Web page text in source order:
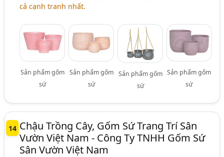
cả cạnh tranh nhất.
Sản phẩm gốm
sứ
Sản phẩm gốm
sứ
Sản phẩm gốm
sứ
Sản phẩm gốm
sứ
14 Chậu Trồng Cây, Gốm Sứ Trang Trí Sân
Vườn Việt Nam - Công Ty TNHH Gốm Sứ
Sân Vườn Việt Nam